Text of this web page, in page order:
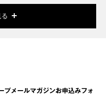
る
プメールマガジンお申込みフォ